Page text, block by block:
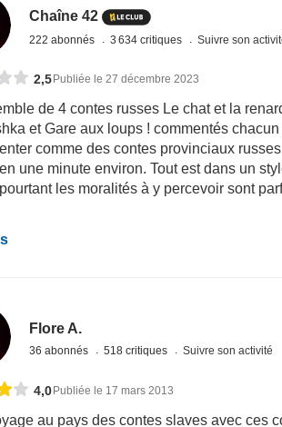
Chaîne 42
222 abonnés 3 634 critiques Suivre son
2,5 Publiée le 27 décembre 2023
de 4 contes russes Le chat et la
et Gare aux loups ! commentés
comme des contes provinciaux
une minute environ. Tout est dans un
les moralités à y percevoir sont
Flore A.
36 abonnés 518 critiques Suivre son activité
4,0 Publiée le 17 mars 2013
au pays des contes slaves avec ces